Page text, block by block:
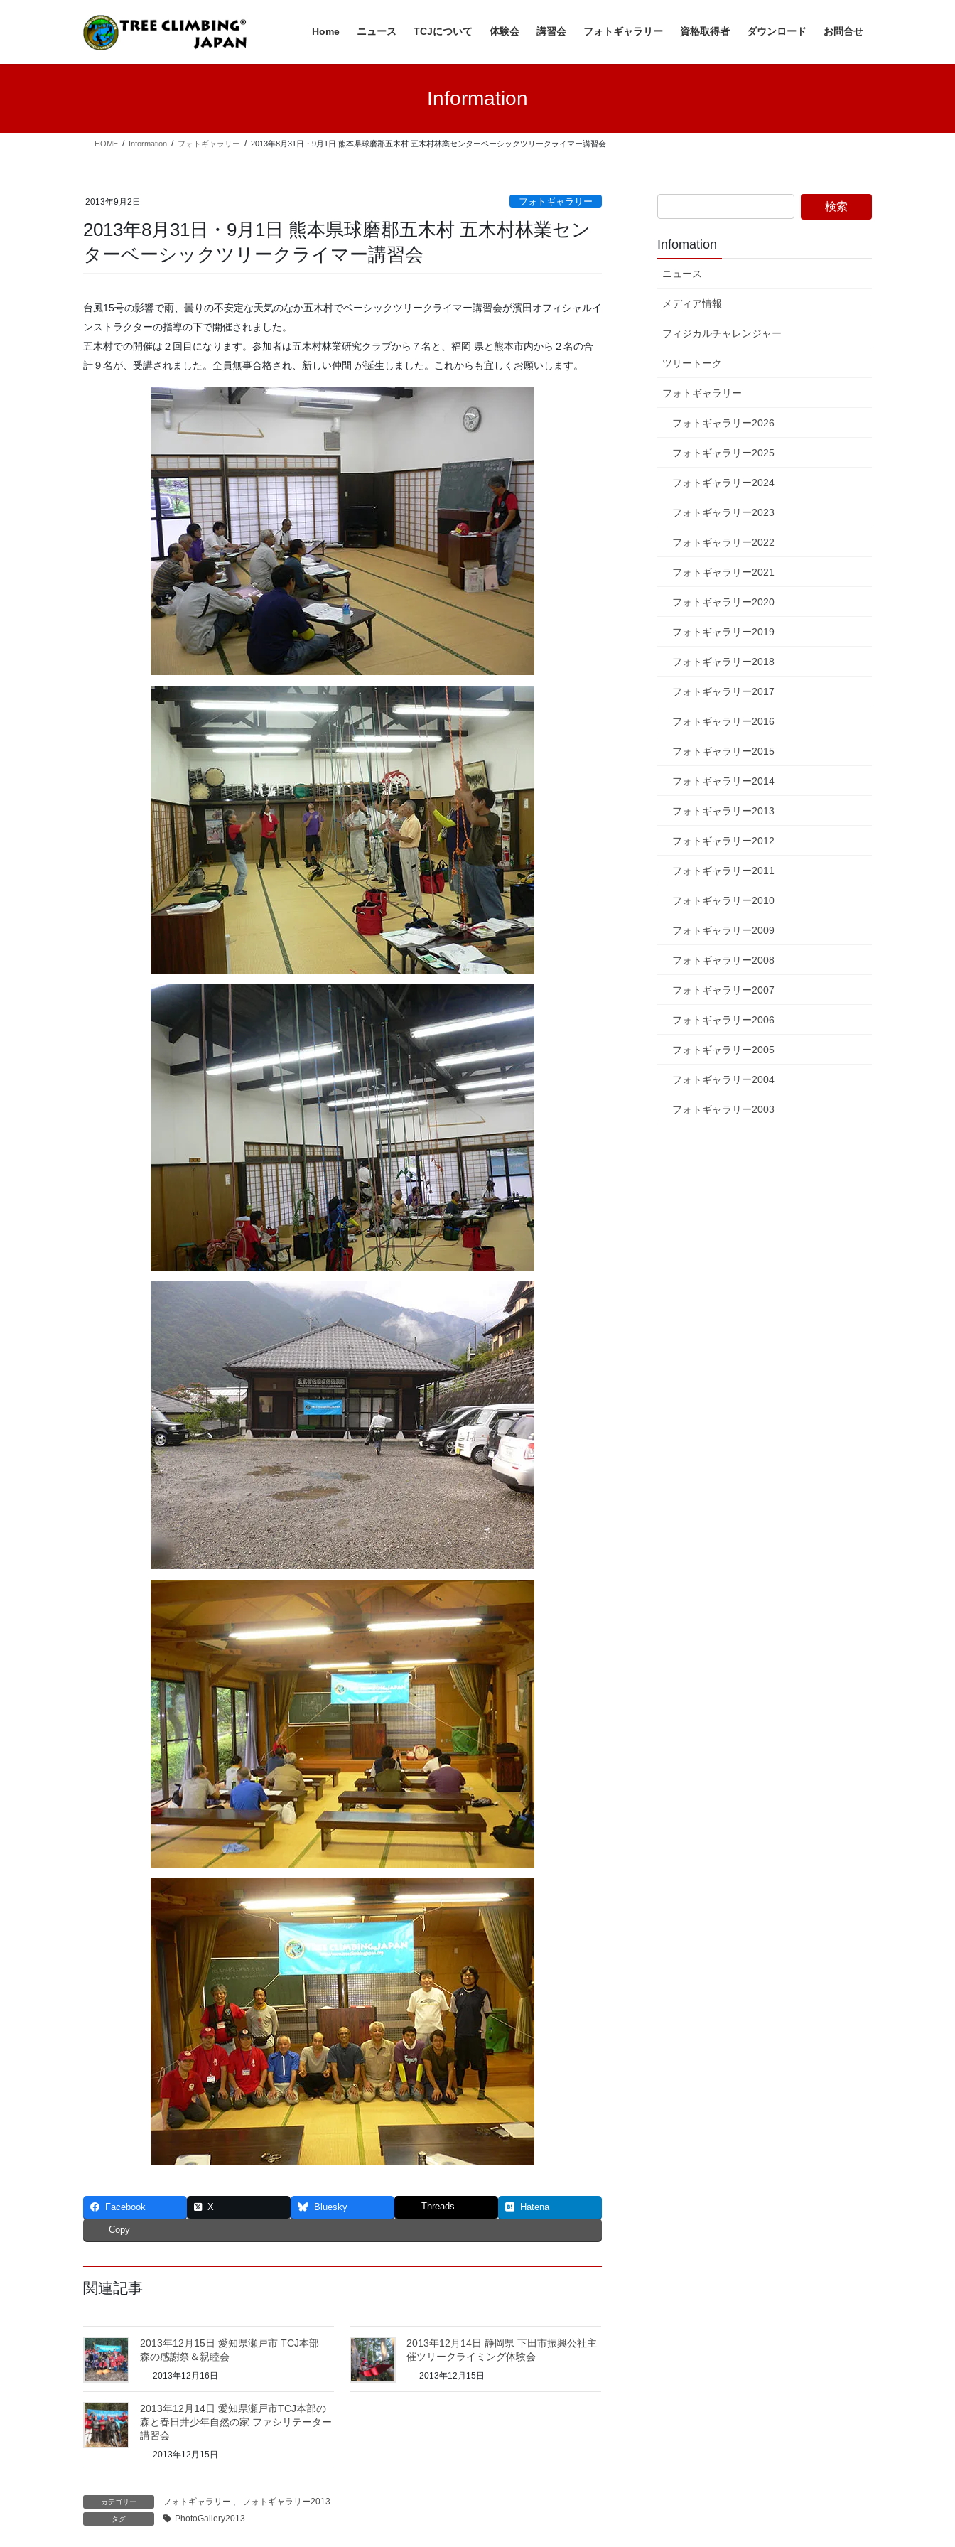
ツ
シ
Home ニュース TCJについて 体験会 講習会 フォトギャラリー 資格取得者 ダウンロード お問合せ
Information
HOME Information フォトギャラリー 2013年8月31日・9月1日 熊本県球磨郡五木村 五木村林業センターベーシックツリークライマー講習会
2013年9月2日 フォトギャラリー
2013年8月31日・9月1日 熊本県球磨郡五木村 五木村林業セン
ターベーシックツリークライマー講習会
台風15号の影響で雨、曇りの不安定な天気のなか五木村でベーシックツリークライマー講習会が濱田オフィシャルイ
ンストラクターの指導の下で開催されました。
五木村での開催は２回目になります。参加者は五木村林業研究クラブから７名と、福岡 県と熊本市内から２名の合
計９名が、受講されました。全員無事合格され、新しい仲間 が誕生しました。これからも宜しくお願いします。
Facebook X Bluesky Threads Hatena
Copy
関連記事
2013年12月15日 愛知県瀬戸市 TCJ本部
森の感謝祭＆親睦会
2013年12月16日
2013年12月14日 静岡県 下田市振興公社主
催ツリークライミング体験会
2013年12月15日
2013年12月14日 愛知県瀬戸市TCJ本部の
森と春日井少年自然の家 ファシリテーター
講習会
2013年12月15日
カテゴリー フォトギャラリー フォトギャラリー2013
タグ PhotoGallery2013
Infomation
ニュース
メディア情報
フィジカルチャレンジャー
ツリートーク
フォトギャラリー
フォトギャラリー2026
フォトギャラリー2025
フォトギャラリー2024
フォトギャラリー2023
フォトギャラリー2022
フォトギャラリー2021
フォトギャラリー2020
フォトギャラリー2019
フォトギャラリー2018
フォトギャラリー2017
フォトギャラリー2016
フォトギャラリー2015
フォトギャラリー2014
フォトギャラリー2013
フォトギャラリー2012
フォトギャラリー2011
フォトギャラリー2010
フォトギャラリー2009
フォトギャラリー2008
フォトギャラリー2007
フォトギャラリー2006
フォトギャラリー2005
フォトギャラリー2004
フォトギャラリー2003